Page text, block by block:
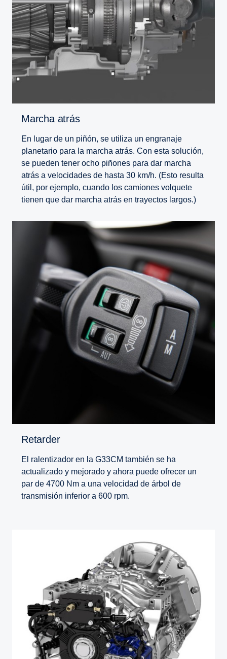
Marcha atrás
En lugar de un piñón, se utiliza un engranaje
planetario para la marcha atrás. Con esta solución,
se pueden tener ocho piñones para dar marcha
atrás a velocidades de hasta 30 km/h. (Esto resulta
útil, por ejemplo, cuando los camiones volquete
tienen que dar marcha atrás en trayectos largos.)
Retarder
El ralentizador en la G33CM también se ha
actualizado y mejorado y ahora puede ofrecer un
par de 4700 Nm a una velocidad de árbol de
transmisión inferior a 600 rpm.